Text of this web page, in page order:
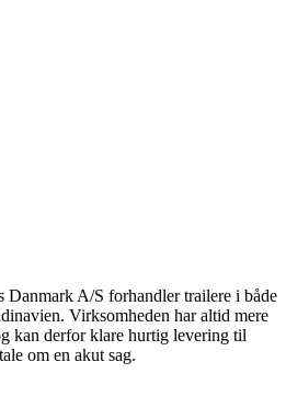
Danmark A/S forhandler trailere i både
Virksomheden har altid mere
kan derfor klare hurtig levering til
om en akut sag.